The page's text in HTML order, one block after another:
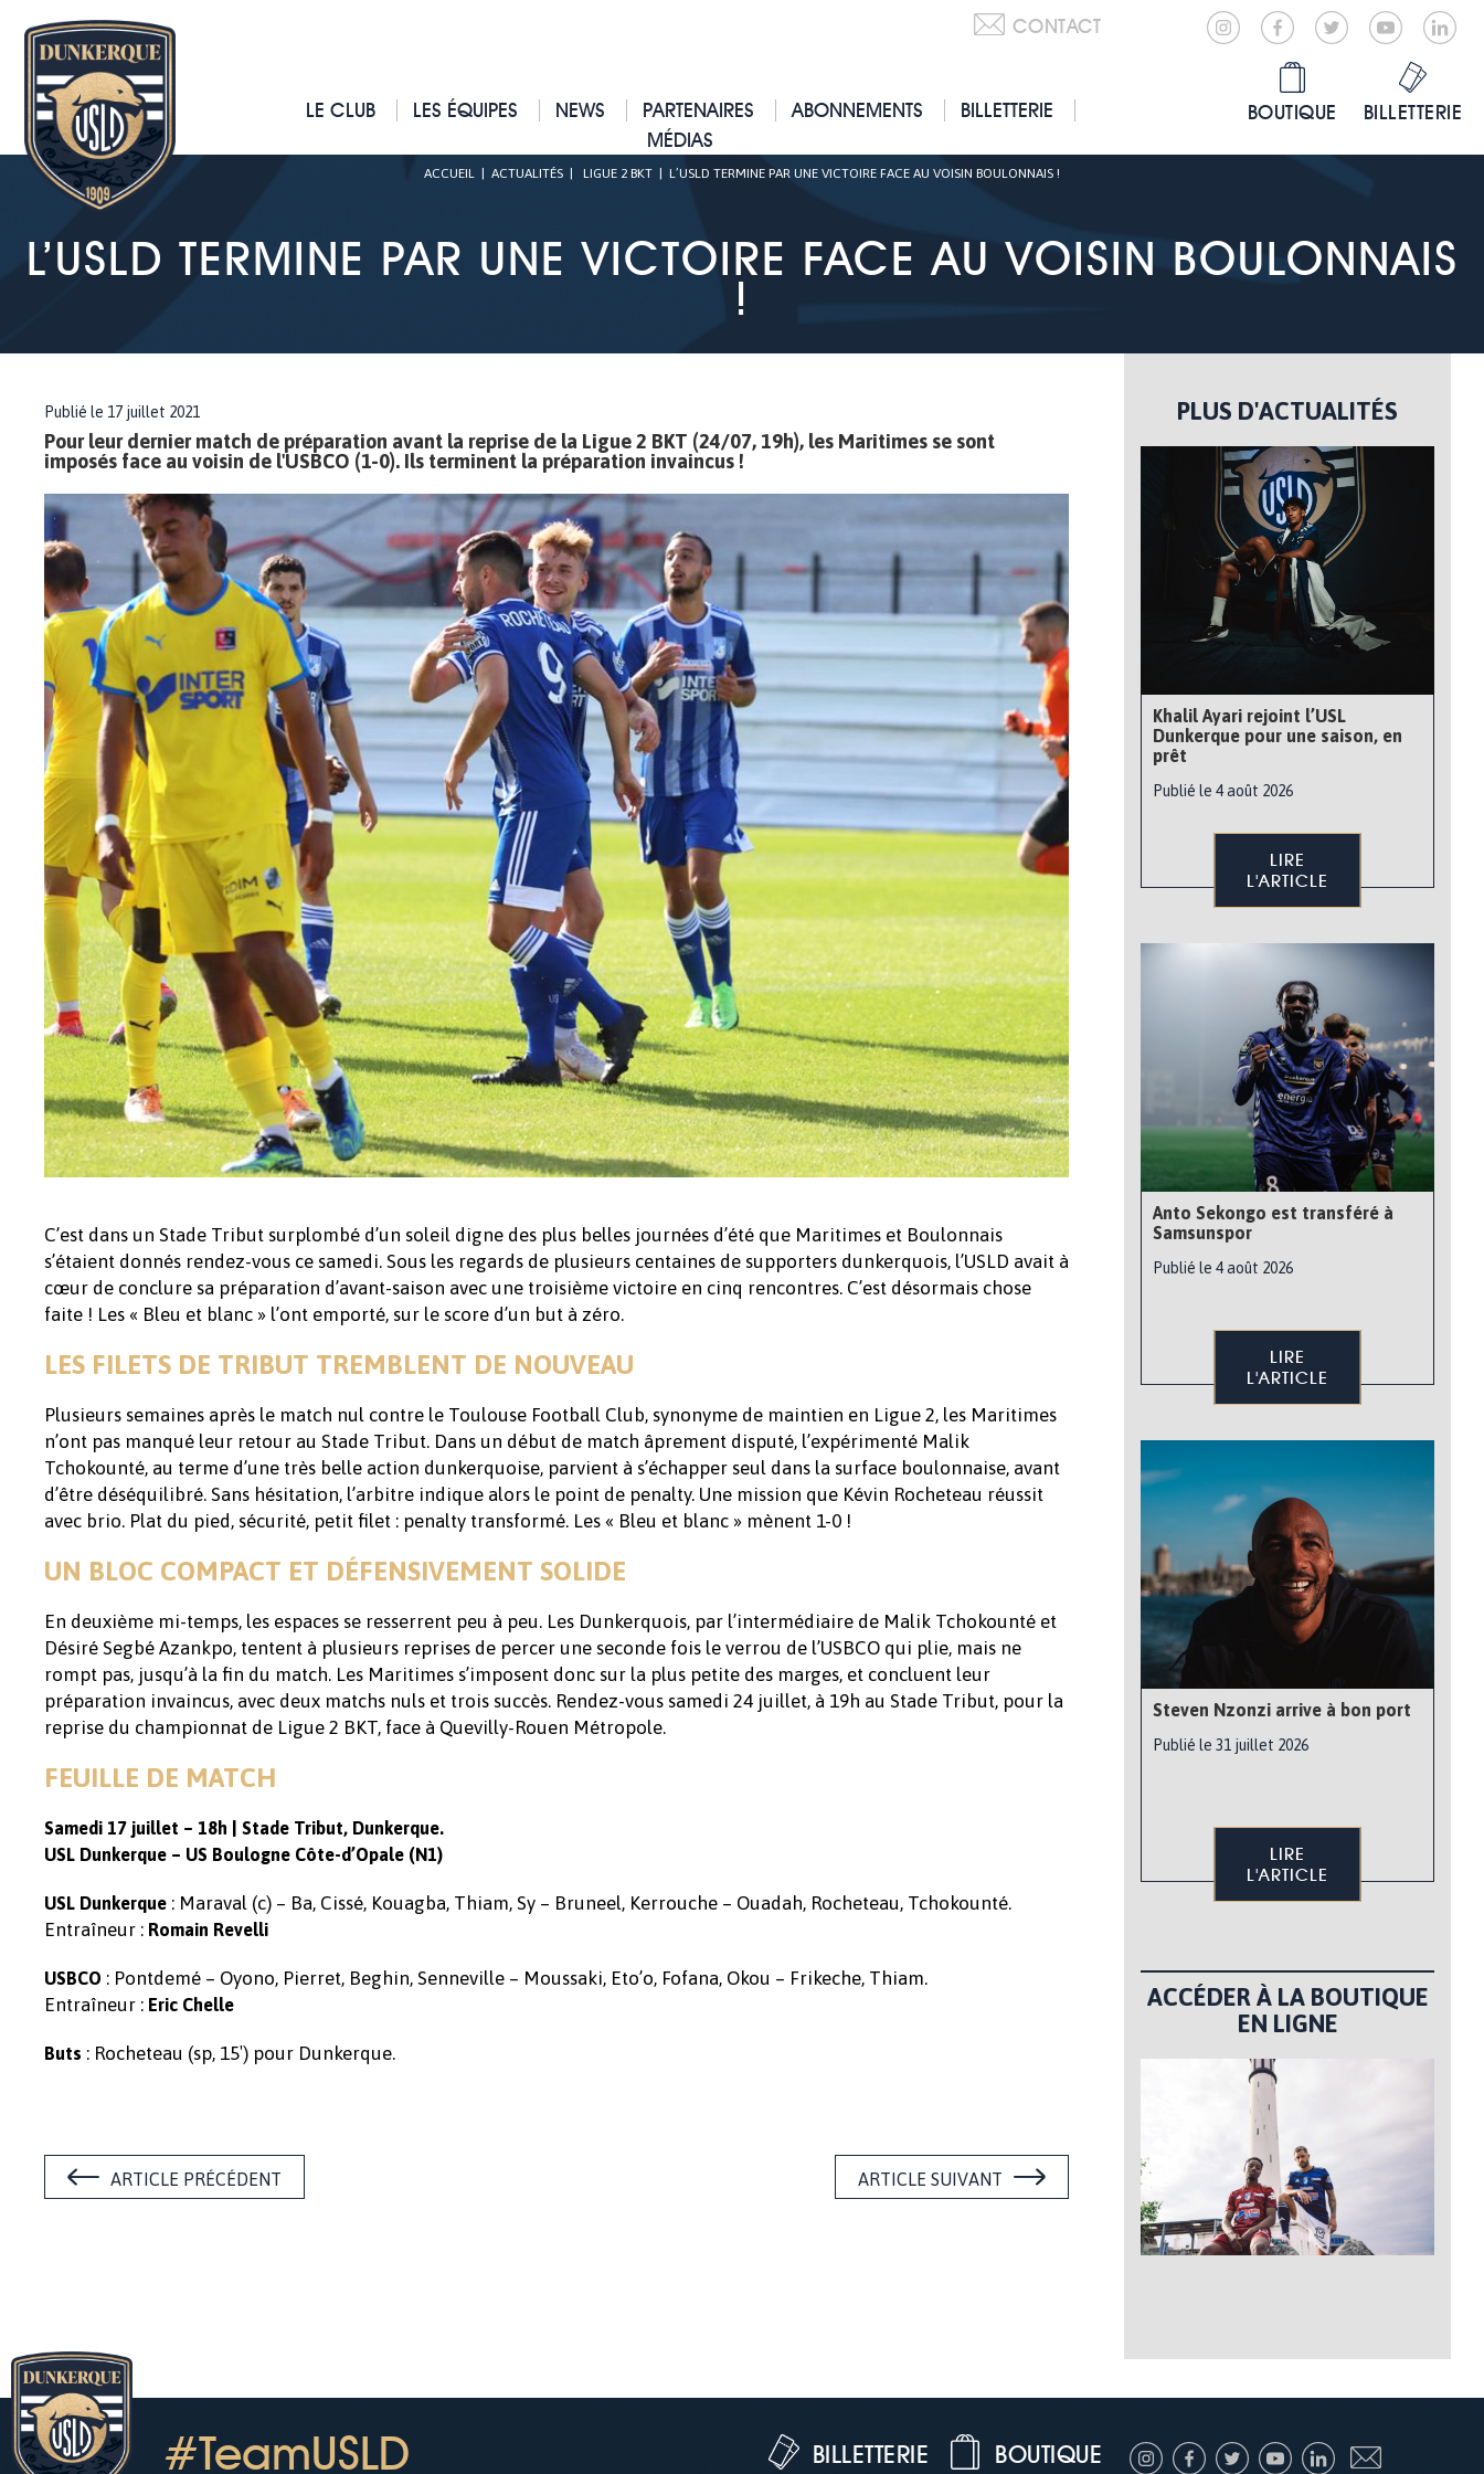
CONTACT
LE CLUB LES ÉQUIPES NEWS PARTENAIRES ABONNEMENTS
BILLETTERIE
MÉDIAS
BOUTIQUE BILLETTERIE
ACCUEIL ACTUALITÉS LIGUE 2 BKT L’USLD TERMINE PAR UNE VICTOIRE FACE AU VOISIN BOULONNAIS !
L’USLD TERMINE PAR UNE VICTOIRE FACE AU VOISIN BOULONNAIS
!
Publié le 17 juillet 2021
Pour leur dernier match de préparation avant la reprise de la Ligue 2 BKT (24/07, 19h), les Maritimes se sont
imposés face au voisin de l'USBCO (1-0). Ils terminent la préparation invaincus !
C’est dans un Stade Tribut surplombé d’un soleil digne des plus belles journées d’été que Maritimes et Boulonnais
s’étaient donnés rendez-vous ce samedi. Sous les regards de plusieurs centaines de supporters dunkerquois, l’USLD avait à
cœur de conclure sa préparation d’avant-saison avec une troisième victoire en cinq rencontres. C’est désormais chose
faite ! Les « Bleu et blanc » l’ont emporté, sur le score d’un but à zéro.
LES FILETS DE TRIBUT TREMBLENT DE NOUVEAU
Plusieurs semaines après le match nul contre le Toulouse Football Club, synonyme de maintien en Ligue 2, les Maritimes
n’ont pas manqué leur retour au Stade Tribut. Dans un début de match âprement disputé, l’expérimenté Malik
Tchokounté, au terme d’une très belle action dunkerquoise, parvient à s’échapper seul dans la surface boulonnaise, avant
d’être déséquilibré. Sans hésitation, l’arbitre indique alors le point de penalty. Une mission que Kévin Rocheteau réussit
avec brio. Plat du pied, sécurité, petit filet : penalty transformé. Les « Bleu et blanc » mènent 1-0 !
UN BLOC COMPACT ET DÉFENSIVEMENT SOLIDE
En deuxième mi-temps, les espaces se resserrent peu à peu. Les Dunkerquois, par l’intermédiaire de Malik Tchokounté et
Désiré Segbé Azankpo, tentent à plusieurs reprises de percer une seconde fois le verrou de l’USBCO qui plie, mais ne
rompt pas, jusqu’à la fin du match. Les Maritimes s’imposent donc sur la plus petite des marges, et concluent leur
préparation invaincus, avec deux matchs nuls et trois succès. Rendez-vous samedi 24 juillet, à 19h au Stade Tribut, pour la
reprise du championnat de Ligue 2 BKT, face à Quevilly-Rouen Métropole.
FEUILLE DE MATCH
Samedi 17 juillet – 18h | Stade Tribut, Dunkerque.
USL Dunkerque – US Boulogne Côte-d’Opale (N1)
USL Dunkerque : Maraval (c) – Ba, Cissé, Kouagba, Thiam, Sy – Bruneel, Kerrouche – Ouadah, Rocheteau, Tchokounté.
Entraîneur : Romain Revelli
USBCO : Pontdemé – Oyono, Pierret, Beghin, Senneville – Moussaki, Eto’o, Fofana, Okou – Frikeche, Thiam.
Entraîneur : Eric Chelle
Buts : Rocheteau (sp, 15′) pour Dunkerque.
ARTICLE PRÉCÉDENT ARTICLE SUIVANT
PLUS D'ACTUALITÉS
Khalil Ayari rejoint l’USL
Dunkerque pour une saison, en
prêt
Publié le 4 août 2026
LIRE
L'ARTICLE
Anto Sekongo est transféré à
Samsunspor
Publié le 4 août 2026
LIRE
L'ARTICLE
Steven Nzonzi arrive à bon port
Publié le 31 juillet 2026
LIRE
L'ARTICLE
ACCÉDER À LA BOUTIQUE
EN LIGNE
#TeamUSLD BOUTIQUE
BILLETTERIE